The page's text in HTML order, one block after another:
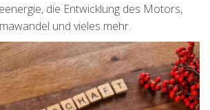
die Entwicklung des Motors,
und vieles mehr.